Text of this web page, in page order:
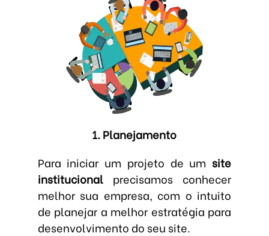
1. Planejamento
Para iniciar um projeto de umsite
institucionalprecisamos conhecer
melhor sua empresa, com o intuito
de planejar a melhor estratégia para
desenvolvimento do seu site.